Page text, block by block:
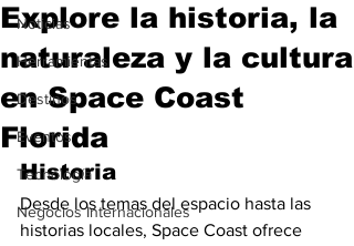
Noticias
Herramientas
Destinos
Eventos
Tecnología
Negocios Internacionales
Explore la historia, la
naturaleza y la cultura
en Space Coast
Florida
Historia
Desde los temas del espacio hasta las
historias locales, Space Coast ofrece